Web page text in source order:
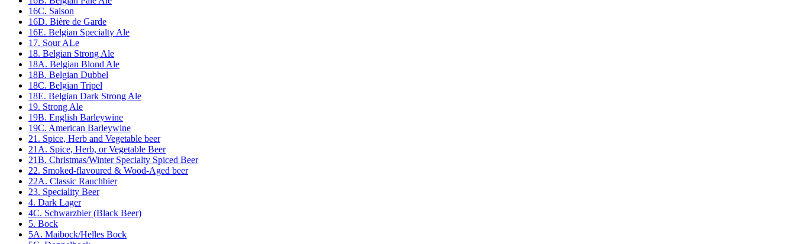
16C. Saison
16D. Bière de Garde
16E. Belgian Specialty Ale
17. Sour ALe
18. Belgian Strong Ale
18A. Belgian Blond Ale
18B. Belgian Dubbel
18C. Belgian Tripel
18E. Belgian Dark Strong Ale
19. Strong Ale
19B. English Barleywine
19C. American Barleywine
21. Spice, Herb and Vegetable beer
21A. Spice, Herb, or Vegetable Beer
21B. Christmas/Winter Specialty Spiced Beer
22. Smoked-flavoured & Wood-Aged beer
22A. Classic Rauchbier
23. Speciality Beer
4. Dark Lager
4C. Schwarzbier (Black Beer)
5. Bock
5A. Maibock/Helles Bock